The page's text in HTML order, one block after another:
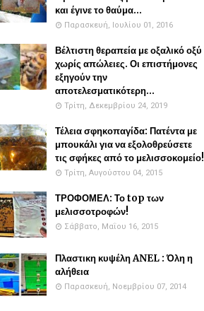
και έγινε το θαύμα...
Παρασκευή, Ιουλίου 01, 2016
Βέλτιστη θεραπεία με οξαλικό οξύ
χωρίς απώλειες. Οι επιστήμονες
εξηγούν την
αποτελεσματικότερη...
Τρίτη, Δεκεμβρίου 24, 2019
Τέλεια σφηκοπαγίδα: Πατέντα με
μπουκάλι για να εξολοθρεύσετε
τις σφήκες από το μελισσοκομείο!
Τρίτη, Αυγούστου 04, 2015
ΤΡΟΦΟΜΕΛ: Το top των
μελισσοτροφών!
Σάββατο, Μαΐου 16, 2015
Πλαστικη κυψέλη ANEL : Όλη η
αλήθεια
Παρασκευή, Νοεμβρίου 07, 2014